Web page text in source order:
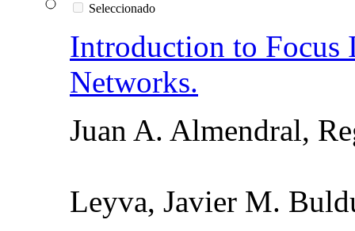
Seleccionado
Introduction to Focus
Networks.
Juan A. Almendral,
Leyva, Javier M.